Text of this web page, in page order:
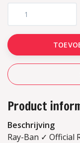
Product
Beschrijving
Ray-Ban ✓ Official